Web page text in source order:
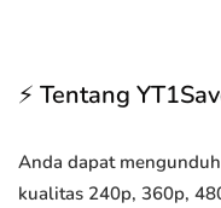
⚡ Tentang
Anda dapat
kualitas 240p, 360p,